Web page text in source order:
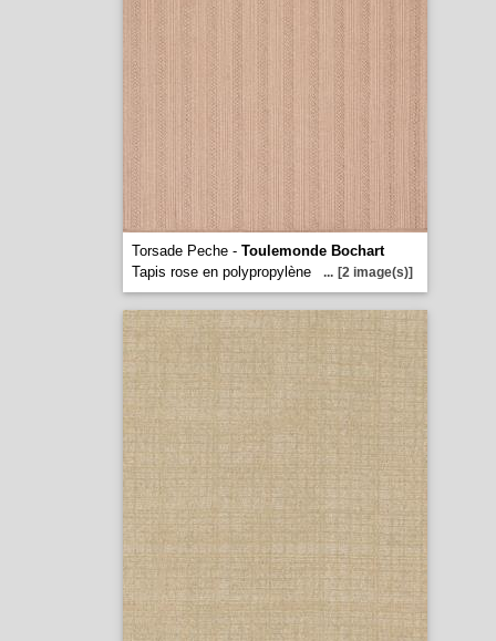
Torsade Peche - Toulemonde Bochart
Tapis rose en polypropylène
... [2 image(s)]